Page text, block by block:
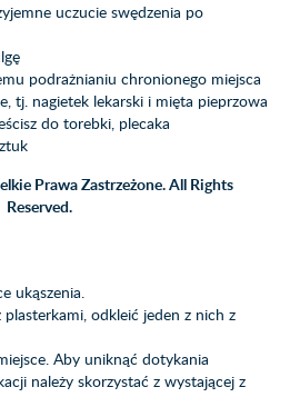
uczucie swędzenia po
podrażnianiu chronionego miejsca
tj. nagietek lekarski i mięta pieprzowa
do torebki, plecaka
Prawa Zastrzeżone. All Rights
Reserved.
ukąszenia.
odkleić jeden z nich z
Aby uniknąć dotykania
należy skorzystać z wystającej z